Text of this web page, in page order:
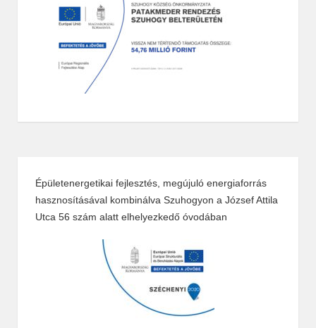
Épületenergetikai fejlesztés, megújuló energiaforrás
hasznosításával kombinálva Szuhogyon a József Attila
Utca 56 szám alatt elhelyezkedő óvodában